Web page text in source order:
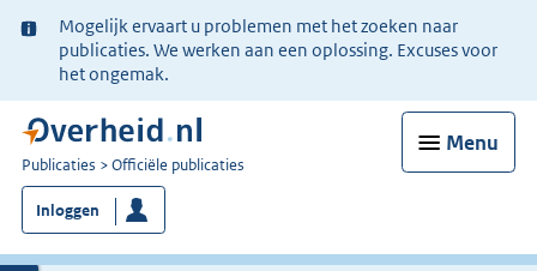
Ter
informatie:
Mogelijk ervaart u problemen met het zoeken naar
publicaties. We werken aan een oplossing. Excuses voor
het ongemak.
Menu
U
bent
nu
hier:
Publicaties Officiële publicaties
Inloggen